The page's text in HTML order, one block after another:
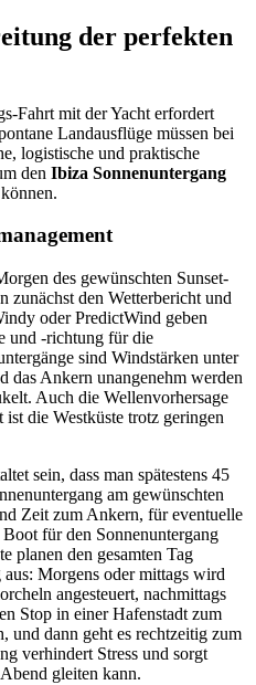
der perfekten
Fahrt mit der Yacht erfordert
Landausflüge müssen bei
logistische und praktische
den Ibiza Sonnenuntergang
des gewünschten Sunset-
zunächst den Wetterbericht und
oder PredictWind geben
und -richtung für die
sind Windstärken unter
das Ankern unangenehm werden
Auch die Wellenvorhersage
die Westküste trotz geringen
sein, dass man spätestens 45
am gewünschten
Zeit zum Ankern, für eventuelle
für den Sonnenuntergang
planen den gesamten Tag
Morgens oder mittags wird
angesteuert, nachmittags
Stop in einer Hafenstadt zum
und dann geht es rechtzeitig zum
verhindert Stress und sorgt
gleiten kann.